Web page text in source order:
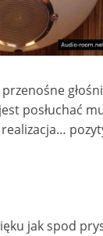
posłuchać
jak spod